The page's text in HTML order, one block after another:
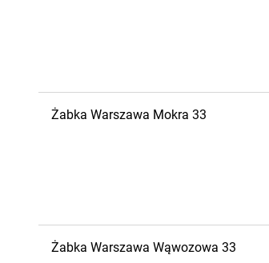
Żabka Warszawa Mokra 33
Żabka Warszawa Wąwozowa 33